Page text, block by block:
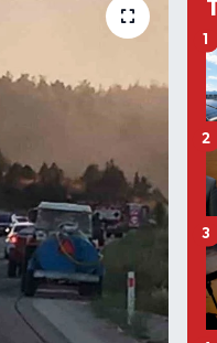
1
2
3